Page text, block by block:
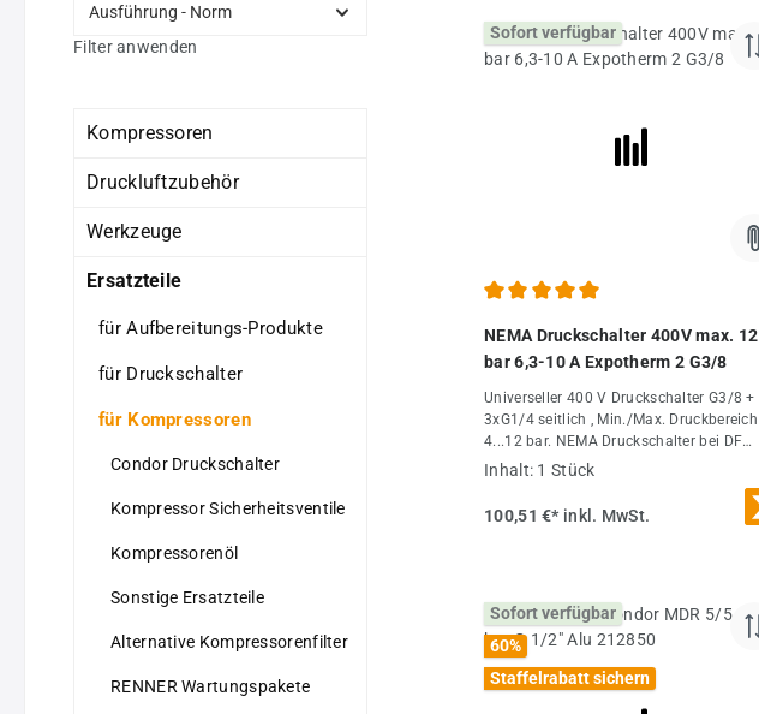
Ausführung - Norm
Filter anwenden
Kompressoren
Druckluftzubehör
Werkzeuge
Ersatzteile
für Aufbereitungs-Produkte
für Druckschalter
für Kompressoren
Condor Druckschalter
Kompressor Sicherheitsventile
Kompressorenöl
Sonstige Ersatzteile
Alternative Kompressorenfilter
RENNER Wartungspakete
Sofort verfügbar
NEMA Druckschalter 400V max. 12
bar 6,3-10 A Expotherm 2 G3/8
Universeller 400 V Druckschalter G3/8 +
3xG1/4 seitlich , Min./Max. Druckbereich
4...12 bar. NEMA Druckschalter bei DF
Druckluft-Fachhandel.
Inhalt: 1 Stück
100,51 €* inkl. MwSt.
Sofort verfügbar
60%
Staffelrabatt sichern